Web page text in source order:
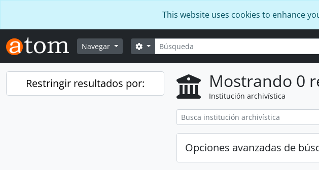
This website uses cookies to enhance
Navegar Búsqueda
Search options
Restringir resultados por: Mostrando 0
Institución archivística
Opciones avanzadas de